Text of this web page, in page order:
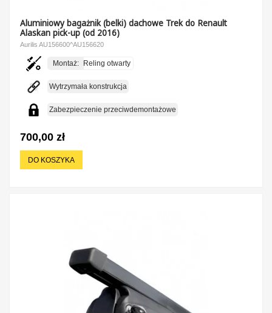
Aluminiowy bagażnik (belki) dachowe Trek do Renault
Alaskan pick-up (od 2016)
Aurilis AU156600^AU156620
Montaż: Reling otwarty
Wytrzymała konstrukcja
Zabezpieczenie przeciwdemontażowe
700,00 zł
DO KOSZYKA